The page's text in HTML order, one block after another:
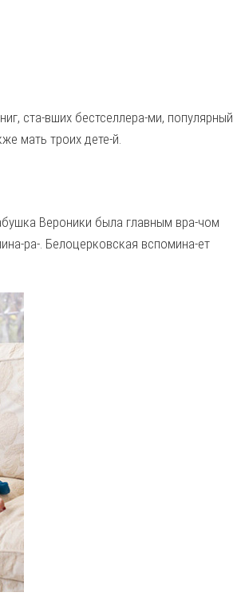
ста-вших бестселлера-ми, популярный
мать троих дете-й.
Вероники была главным вра-чом
ра-. Белоцерковская вспомина-ет